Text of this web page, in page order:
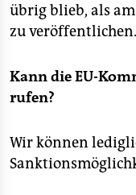
übrig blieb, als
zu veröffentlichen.
Kann die EU-
rufen?
Wir können